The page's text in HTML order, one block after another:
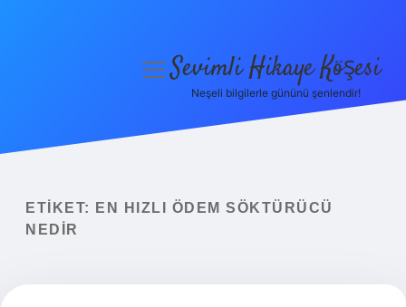
Yasal Uyarı
menüyüSevimli Hikaye Köşesi
Neşeli bilgilerle gününü şenlendir!
ETIKET:
EN HIZLI ÖDEM SÖKTÜRÜCÜ
NEDIR